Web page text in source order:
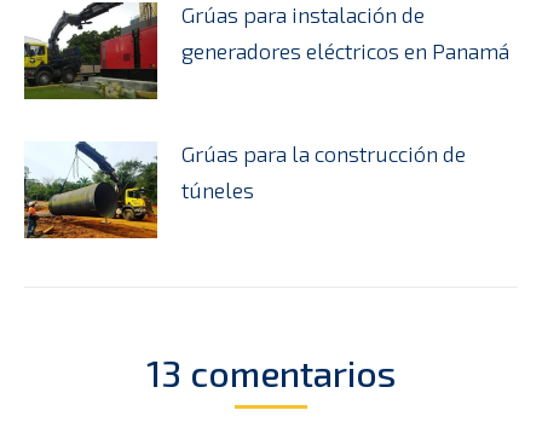
Grúas para instalación de
generadores eléctricos en Panamá
Grúas para la construcción de
túneles
13 comentarios